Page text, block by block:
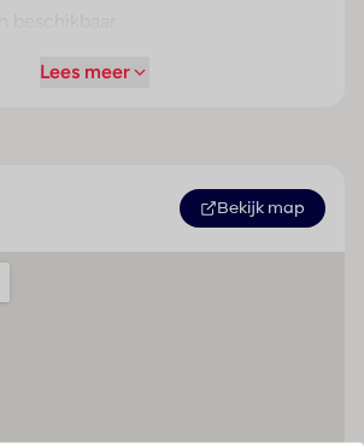
Lees meer
Bekijk map